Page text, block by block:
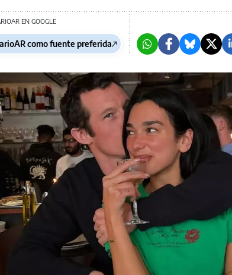
EN GOOGLE
como fuente preferida